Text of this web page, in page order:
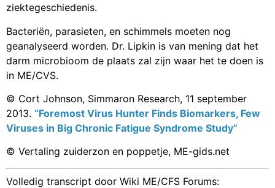
ziektegeschiedenis.
Bacteriën, parasieten, en schimmels moeten nog
geanalyseerd worden. Dr. Lipkin is van mening dat het
darm microbioom de plaats zal zijn waar het te doen is
in ME/CVS.
© Cort Johnson, Simmaron Research, 11 september
2013. “Foremost Virus Hunter Finds Biomarkers, Few
Viruses in Big Chronic Fatigue Syndrome Study”
© Vertaling zuiderzon en poppetje, ME-gids.net
Volledig transcript door Wiki ME/CFS Forums: